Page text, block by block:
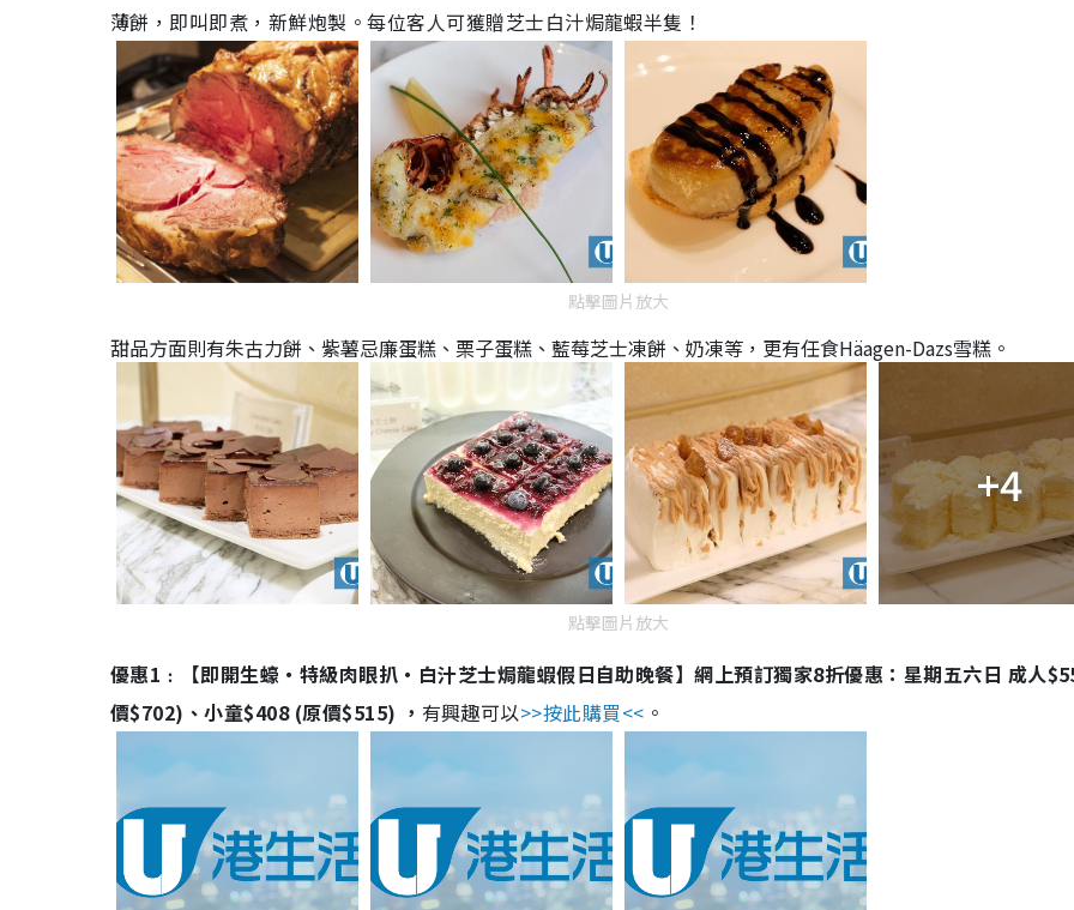
薄餅，即叫即煮，新鮮炮製。每位客人可獲贈芝士白汁焗龍蝦半隻！
點擊圖片放大
甜品方面則有朱古力餅、紫薯忌廉蛋糕、栗子蛋糕、藍莓芝士凍餅、奶凍等，更有任食Häagen-Dazs雪糕。
+4
點擊圖片放大
優惠1﹕【即開生蠔‧特級肉眼扒‧白汁芝士焗龍蝦假日自助晚餐】網上預訂獨家8折優惠：星期五六日 成人
價$702)、小童$408 (原價$515) ， 有興趣可以>>按此購買<< 。